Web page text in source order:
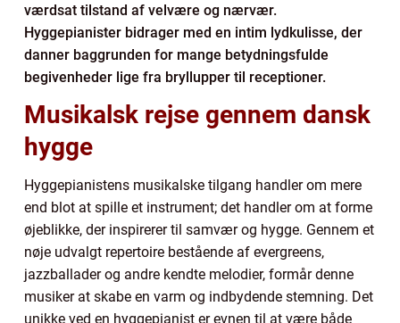
værdsat tilstand af velvære og nærvær.
Hyggepianister bidrager med en intim lydkulisse, der
danner baggrunden for mange betydningsfulde
begivenheder lige fra bryllupper til receptioner.
Musikalsk rejse gennem dansk
hygge
Hyggepianistens musikalske tilgang handler om mere
end blot at spille et instrument; det handler om at forme
øjeblikke, der inspirerer til samvær og hygge. Gennem et
nøje udvalgt repertoire bestående af evergreens,
jazzballader og andre kendte melodier, formår denne
musiker at skabe en varm og indbydende stemning. Det
unikke ved en hyggepianist er evnen til at være både